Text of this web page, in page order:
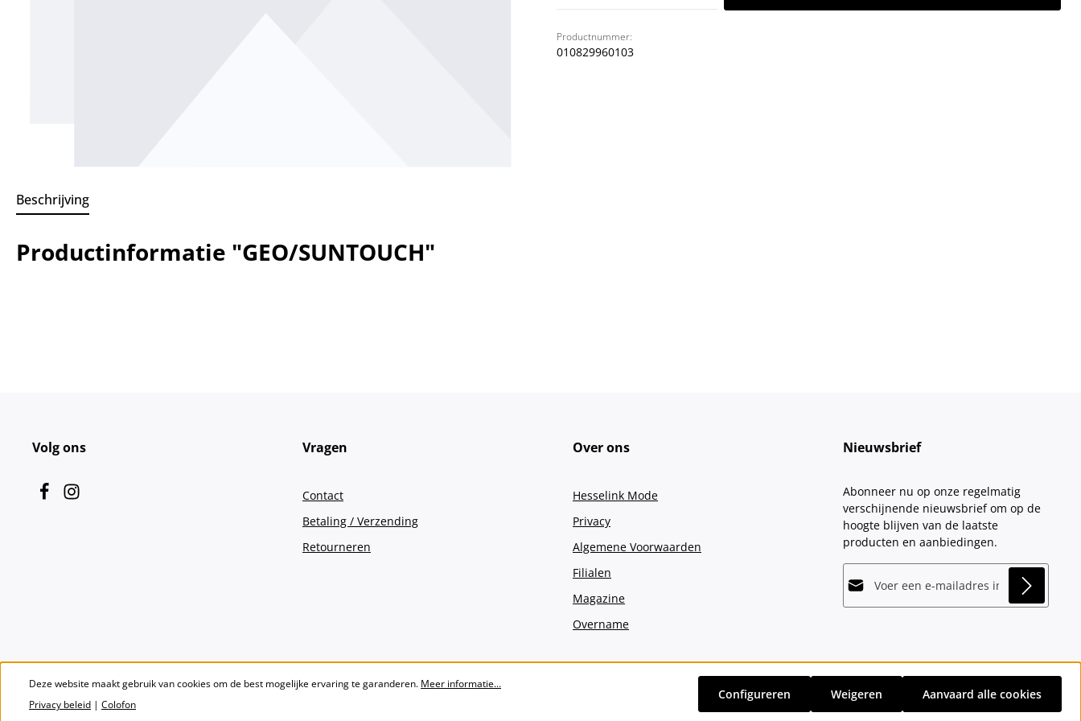
Productnummer:
010829960103
Beschrijving
Productinformatie "GEO/SUNTOUCH"
Volg ons Vragen
Contact
Betaling / Verzending
Retourneren
Over ons
Hesselink Mode
Privacy
Algemene Voorwaarden
Filialen
Magazine
Overname
Nieuwsbrief
Abonneer nu op onze regelmatig
verschijnende nieuwsbrief om op de
hoogte blijven van de laatste
producten en aanbiedingen.
u dat u onze
gegevensbeschermingsinformatiehebt
gelezen en onze
algemene voorwaardenhebt
verzendkostenen eventuele bezorgkosten, indien niet anders vermeld.
Deze website maakt gebruik van cookies om de best mogelijke ervaring te garanderen. Meer informatie...
Privacy beleid | Colofon
Weigeren
Configureren Aanvaard alle cookies